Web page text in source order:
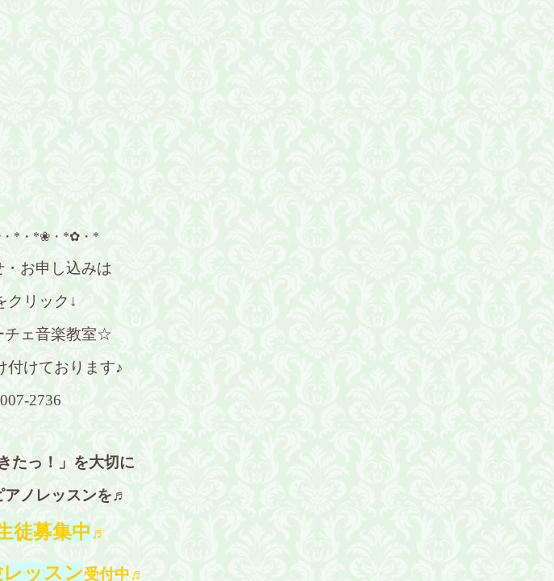
*・*❀・*✿・*
・お申し込みは
クリック↓
ェ音楽教室☆
付けております♪
2736
たっ！」を大切に
アノレッスンを♬
徒募集中♬
ッスン受付中♬